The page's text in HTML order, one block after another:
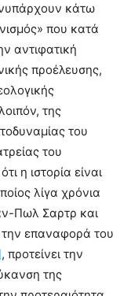
κάτω
που κατά
αντιφατική
προέλευσης,
της
του
του
η ιστορία είναι
λίγα χρόνια
Πωλ Σαρτρ και
επαναφορά του
, προτείνει την
της